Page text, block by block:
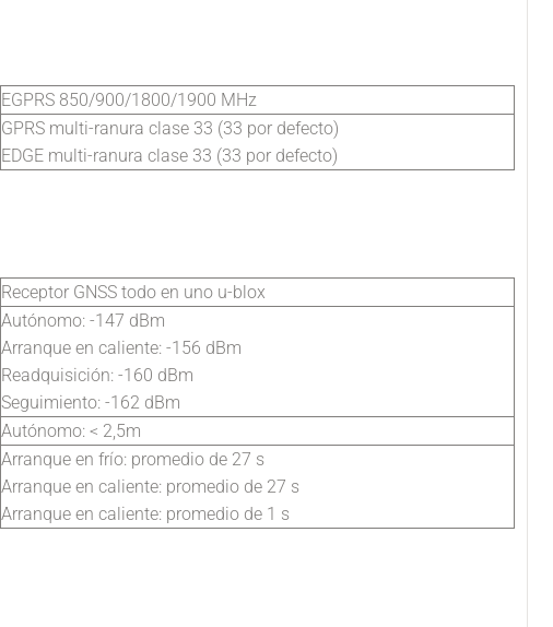
EGPRS 850/900/1800/1900 MHz
GPRS multi-ranura clase 33 (33 por defecto)
EDGE multi-ranura clase 33 (33 por defecto)
Receptor GNSS todo en uno u-blox
Autónomo: -147 dBm
Arranque en caliente: -156 dBm
Readquisición: -160 dBm
Seguimiento: -162 dBm
Autónomo: < 2,5m
Arranque en frío: promedio de 27 s
Arranque en caliente: promedio de 27 s
Arranque en caliente: promedio de 1 s